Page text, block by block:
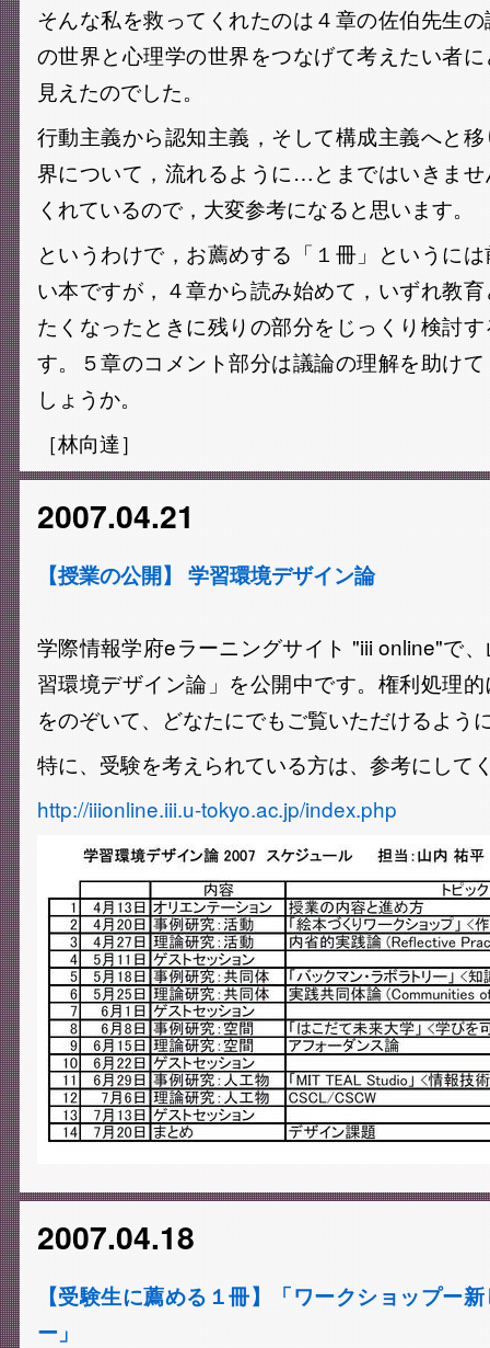
そんな私を救ってくれたのは４章の佐伯先生
の世界と心理学の世界をつなげて考えたい者
見えたのでした。
行動主義から認知主義，そして構成主義へと
界について，流れるように…とまではいきま
くれているので，大変参考になると思います。
というわけで，お薦めする「１冊」というに
い本ですが，４章から読み始めて，いずれ教
たくなったときに残りの部分をじっくり検討
す。５章のコメント部分は議論の理解を助け
しょうか。
［林向達］
2007.04.21
【授業の公開】 学習環境デザイン論
学際情報学府eラーニングサイト "iii online"で
習環境デザイン論」を公開中です。権利処理
をのぞいて、どなたにでもご覧いただけるよう
特に、受験を考えられている方は、参考にして
http://iiionline.iii.u-tokyo.ac.jp/index.php
2007.04.18
【受験生に薦める１冊】「ワークショップー
ー」